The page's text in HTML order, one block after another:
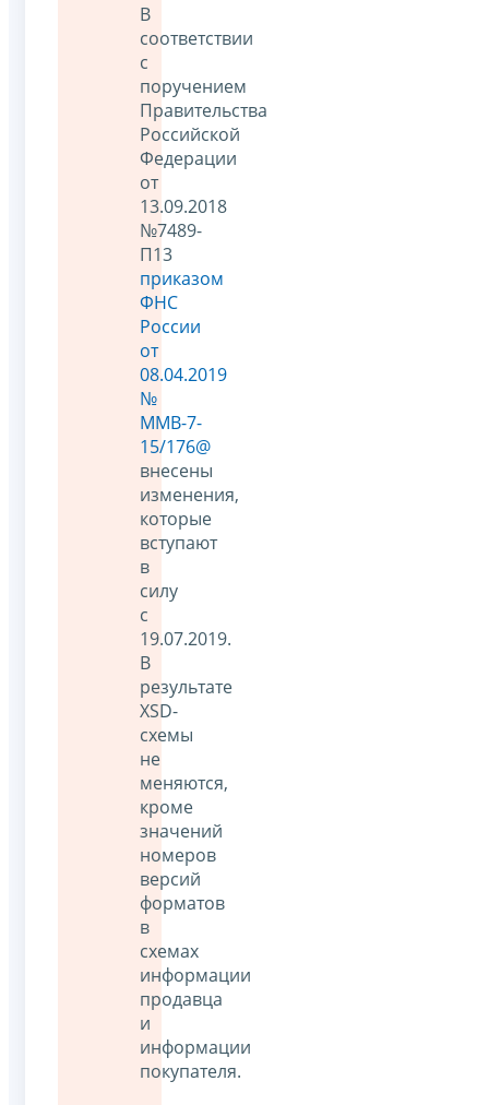
В
соответствии
с
поручением
Правительства
Российской
Федерации
от
13.09.2018
№7489-
П13
приказом
ФНС
России
от
08.04.2019
№
ММВ-7-
15/176@
внесены
изменения,
которые
вступают
в
силу
с
19.07.2019.
В
результате
XSD-
схемы
не
меняются,
кроме
значений
номеров
версий
форматов
в
схемах
информации
продавца
и
информации
покупателя.